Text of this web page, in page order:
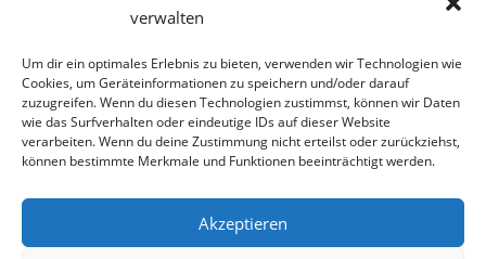
verwalten
Um dir ein optimales Erlebnis zu bieten, verwenden wir Technologien wie
Cookies, um Geräteinformationen zu speichern und/oder darauf
zuzugreifen. Wenn du diesen Technologien zustimmst, können wir Daten
wie das Surfverhalten oder eindeutige IDs auf dieser Website
verarbeiten. Wenn du deine Zustimmung nicht erteilst oder zurückziehst,
können bestimmte Merkmale und Funktionen beeinträchtigt werden.
Akzeptieren
offenbar entgangen, dass knappe 99 Prozent aller
oder Online-Zeitung unter einem Nicknamen abgegeben
werden. Nur ganz wenige Perso-
nen posten unter ihrem Klarnamen. Das sind meist jene, die
nicht vor ungerechtfertigten Sanktionen fürchten.